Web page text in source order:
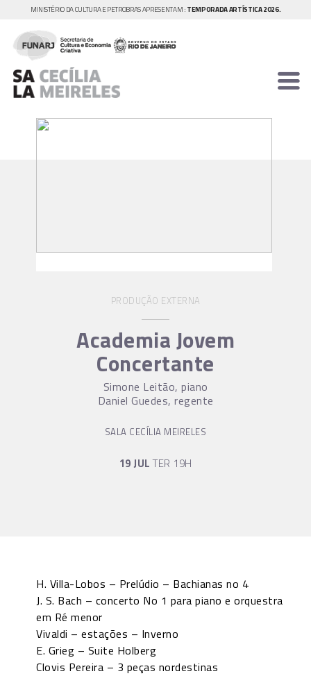
MINISTÉRIO DA CULTURA E PETROBRAS APRESENTAM : TEMPORADA ARTÍSTICA 2026.
PRODUÇÃO EXTERNA
Academia Jovem
Concertante
Simone Leitão, piano
Daniel Guedes, regente
SALA CECÍLIA MEIRELES
19 JULTER 19H
H. Villa-Lobos – Prelúdio – Bachianas no 4
J. S. Bach – concerto No 1 para piano e orquestra
em Ré menor
Vivaldi – estações – Inverno
E. Grieg – Suite Holberg
Clovis Pereira – 3 peças nordestinas